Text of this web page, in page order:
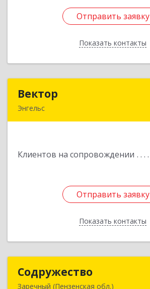
Отправить заявку
Показать контакты
Отправить заявку
Назад
Вектор
Энгельс
Клиентов на сопровождении
Отправить заявку
Показать контакты
Отправить заявку
Назад
Содружество
Заречный (Пензенская обл.)